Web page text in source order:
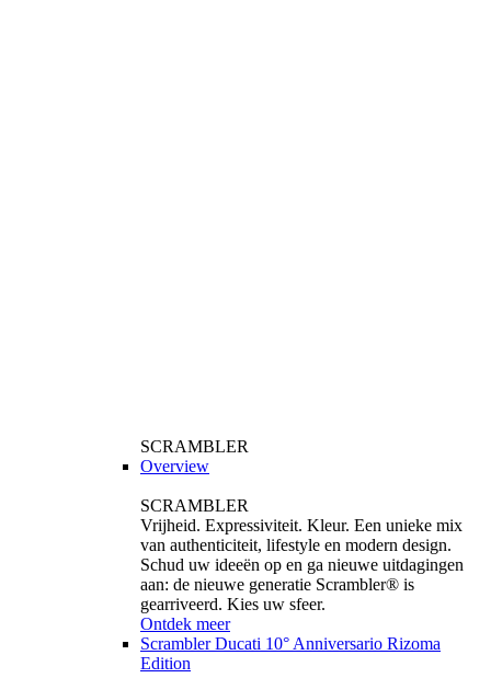
SCRAMBLER
Overview
SCRAMBLER
Vrijheid. Expressiviteit. Kleur. Een unieke mix
van authenticiteit, lifestyle en modern design.
Schud uw ideeën op en ga nieuwe uitdagingen
aan: de nieuwe generatie Scrambler® is
gearriveerd. Kies uw sfeer.
Ontdek meer
Scrambler Ducati 10° Anniversario Rizoma
Edition